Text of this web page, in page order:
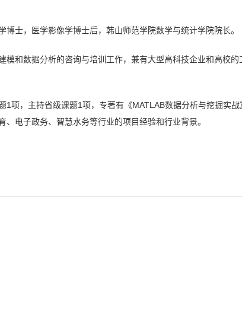
博士，医学影像学博士后，韩山师范学院数学与统计学院院长。
模和数据分析的咨询与培训工作，兼有大型高科技企业和高校
1项，主持省级课题1项，专著有《MATLAB数据分析与挖掘实战
、电子政务、智慧水务等行业的项目经验和行业背景。